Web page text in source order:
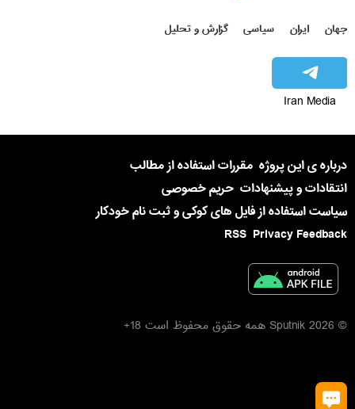
جهان ایران سیاسی گزارش و تحلیل
Iran Media
درباره ی این پروژه مقررات استفاده از مطالب
انتقادات و پیشنهادات حریم خصوصی
سیاست استفاده از فایل های کوکی و ثبت نام خودکار
Privacy Feedback
RSS
© 2026 Sputnik همه حقوق محفوظ است 18+